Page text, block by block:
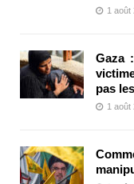
1 août
Gaza
pas
1 août